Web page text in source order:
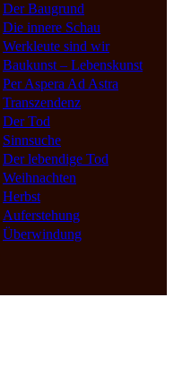
Der Baugrund
Die innere Schau
Werkleute sind wir
Baukunst – Lebenskunst
Per Aspera Ad Astra
Transzendenz
Der Tod
Sinnsuche
Der lebendige Tod
Weihnachten
Herbst
Auferstehung
Überwindung